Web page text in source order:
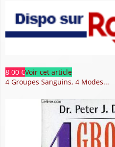
8,00 €Voir cet article
4 Groupes Sanguins, 4 Modes...